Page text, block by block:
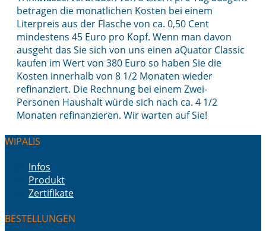
betragen die monatlichen Kosten bei einem
Literpreis aus der Flasche von ca. 0,50 Cent
mindestens 45 Euro pro Kopf. Wenn man davon
ausgeht das Sie sich von uns einen aQuator Classic
kaufen im Wert von 380 Euro so haben Sie die
Kosten innerhalb von 8 1/2 Monaten wieder
refinanziert. Die Rechnung bei einem Zwei-
Personen Haushalt würde sich nach ca. 4 1/2
Monaten refinanzieren. Wir warten auf Sie!
WIPALIS
Infos
Produkt
Zertifikate
BESTELLUNGEN